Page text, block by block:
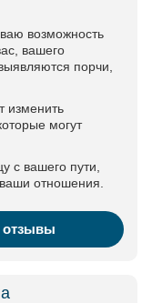
возможность
вашего
порчи,
изменить
могут
с вашего пути,
отношения.